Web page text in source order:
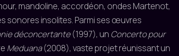
mandoline, accordéon, ondes Martenot,
sonores insolites. Parmi ses œuvres
déconcertante(1997), un Concerto pour
Meduana(2008), vaste projet réunissant un